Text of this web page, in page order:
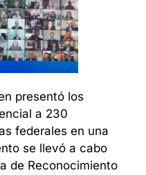
a 230
federales en una
se llevó a cabo
de Reconocimiento